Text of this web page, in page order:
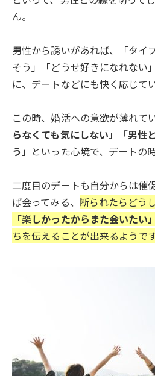
ん。
男性から誘いがあれば、「タイ
そう」「どうせ好きになれない
に、デートなどにも快く応じて
この時、婚活への意欲が薄れて
らなくても気にしない」「男性
う」 といった心境で、デートの
二度目のデートも自分からは催
ば会ってみる、 断られたらどう
「楽しかったからまた会いたい」
ちを伝えることが出来るようで